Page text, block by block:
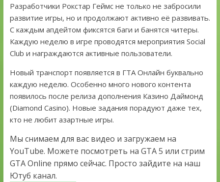
Разработчики Рокстар Геймс не только не забросили
развитие игры, но и продолжают активно её развивать.
С каждым апдейтом фиксятся баги и банятся читеры.
Каждую неделю в игре проводятся мероприятия Social
Club и награждаются активные пользователи.
Новый транспорт появляется в ГТА Онлайн буквально
каждую неделю. Особенно много нового контента
появилось после релиза дополнения Казино Даймонд
(Diamond Casino). Новые задания порадуют даже тех,
кто не любит азартные игры.
Мы снимаем для вас видео и загружаем на
YouTube. Можете посмотреть на GTA 5 или стрим
GTA Online прямо сейчас. Просто зайдите на наш
Ютуб канал.